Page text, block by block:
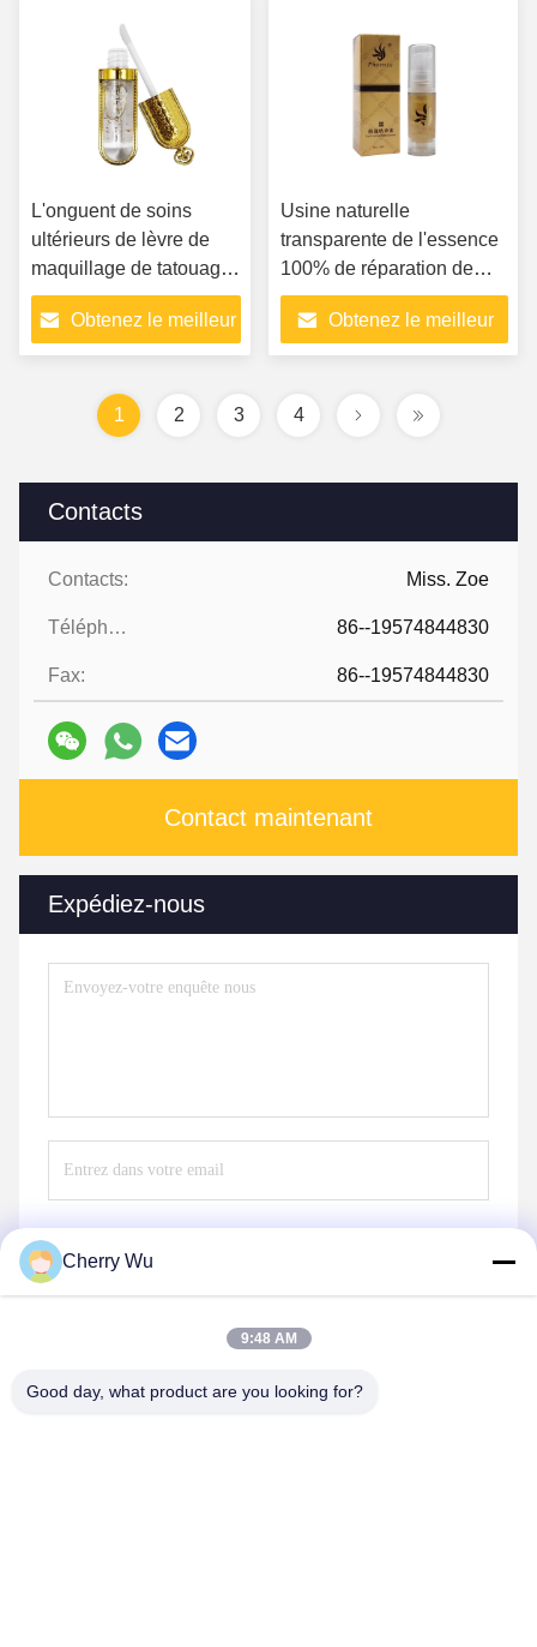
Contacts
Contacts: Miss. Zoe
Téléphone: 86--19574844830
Fax: 86--19574844830
Contact maintenant
Expédiez-nous
L'onguent de soins
ultérieurs de lèvre de
maquillage de tatouage
de vitamine d'OEM et le
gel de réparation de
peau écrèment les
sûrs de maquillage
Obtenez le meilleur
Usine naturelle
transparente de l'essence
100% de réparation de
tatouage de front de lèvre
de Phoenix
Obtenez le meilleur
1 2 3 4
Cherry Wu
9:48 AM
Good day, what product are you looking for?